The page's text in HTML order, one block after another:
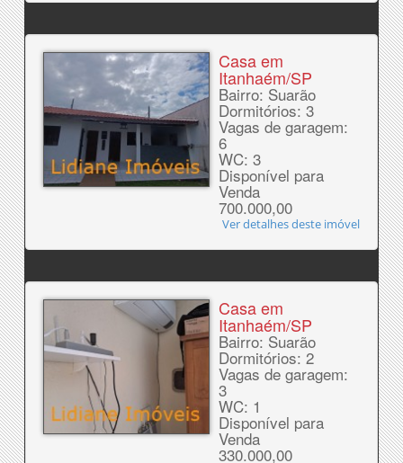
Casa em
Itanhaém/SP
Bairro: Suarão
Dormitórios: 3
Vagas de garagem:
6
WC: 3
Disponível para
Venda
700.000,00
Ver detalhes deste imóvel
Casa em
Itanhaém/SP
Bairro: Suarão
Dormitórios: 2
Vagas de garagem:
3
WC: 1
Disponível para
Venda
330.000,00